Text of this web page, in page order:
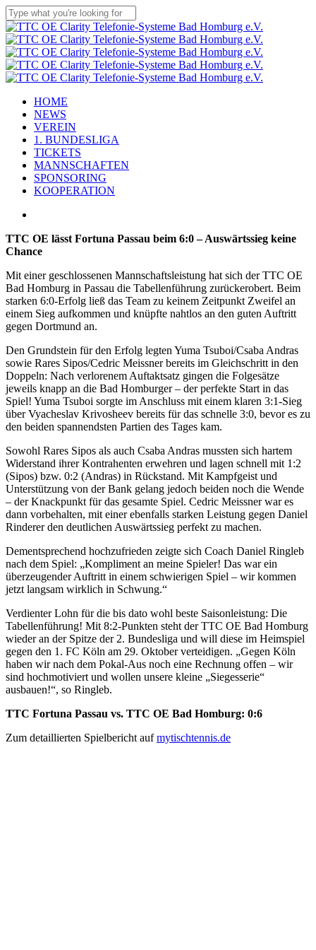
Skip
to
main
content
Close
Search
Menu
HOME
NEWS
VEREIN
1. BUNDESLIGA
TICKETS
MANNSCHAFTEN
SPONSORING
KOOPERATION
TTC OE lässt Fortuna Passau beim 6:0 – Auswärtssieg keine
Chance
Mit einer geschlossenen Mannschaftsleistung hat sich der TTC OE
Bad Homburg in Passau die Tabellenführung zurückerobert. Beim
starken 6:0-Erfolg ließ das Team zu keinem Zeitpunkt Zweifel an
einem Sieg aufkommen und knüpfte nahtlos an den guten Auftritt
gegen Dortmund an.
Den Grundstein für den Erfolg legten Yuma Tsuboi/Csaba Andras
sowie Rares Sipos/Cedric Meissner bereits im Gleichschritt in den
Doppeln: Nach verlorenem Auftaktsatz gingen die Folgesätze
jeweils knapp an die Bad Homburger – der perfekte Start in das
Spiel! Yuma Tsuboi sorgte im Anschluss mit einem klaren 3:1-Sieg
über Vyacheslav Krivosheev bereits für das schnelle 3:0, bevor es zu
den beiden spannendsten Partien des Tages kam.
Sowohl Rares Sipos als auch Csaba Andras mussten sich hartem
Widerstand ihrer Kontrahenten erwehren und lagen schnell mit 1:2
(Sipos) bzw. 0:2 (Andras) in Rückstand. Mit Kampfgeist und
Unterstützung von der Bank gelang jedoch beiden noch die Wende
– der Knackpunkt für das gesamte Spiel. Cedric Meissner war es
dann vorbehalten, mit einer ebenfalls starken Leistung gegen Daniel
Rinderer den deutlichen Auswärtssieg perfekt zu machen.
Dementsprechend hochzufrieden zeigte sich Coach Daniel Ringleb
nach dem Spiel: „Kompliment an meine Spieler! Das war ein
überzeugender Auftritt in einem schwierigen Spiel – wir kommen
jetzt langsam wirklich in Schwung.“
Verdienter Lohn für die bis dato wohl beste Saisonleistung: Die
Tabellenführung! Mit 8:2-Punkten steht der TTC OE Bad Homburg
wieder an der Spitze der 2. Bundesliga und will diese im Heimspiel
gegen den 1. FC Köln am 29. Oktober verteidigen. „Gegen Köln
haben wir nach dem Pokal-Aus noch eine Rechnung offen – wir
sind hochmotiviert und wollen unsere kleine „Siegesserie“
ausbauen!“, so Ringleb.
TTC Fortuna Passau vs. TTC OE Bad Homburg: 0:6
Zum detaillierten Spielbericht aufmytischtennis.de